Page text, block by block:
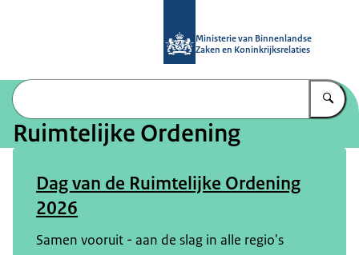
Ministerie van Binnenlandse
Zaken en Koninkrijksrelaties
Ruimtelijke Ordening
Dag van de Ruimtelijke Ordening
2026
Samen vooruit - aan de slag in alle regio's